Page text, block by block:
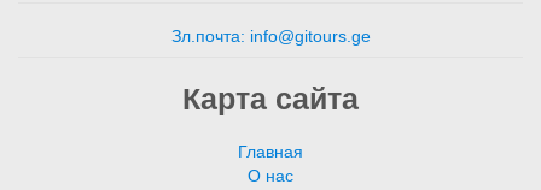
Зл.почта: info@gitours.ge
Карта сайта
Главная
О нас